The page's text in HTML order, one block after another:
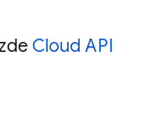
Cloud API